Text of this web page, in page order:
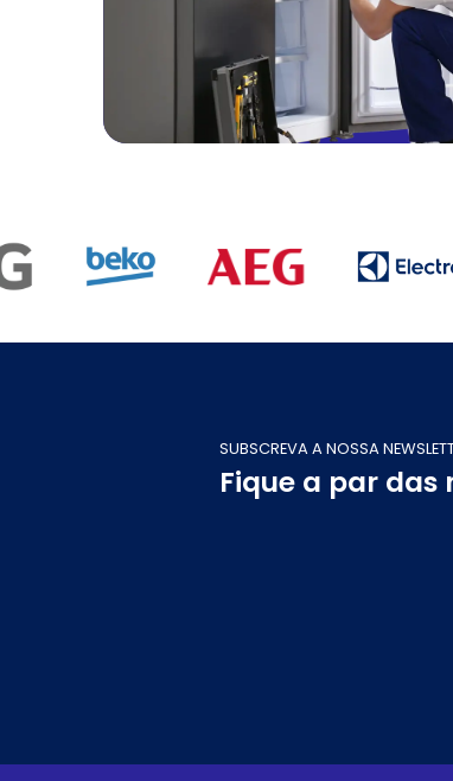
SUBSCREVA A NOSSA
Fique a par das